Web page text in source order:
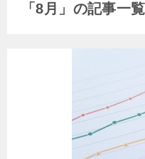
「8月」の記事一覧